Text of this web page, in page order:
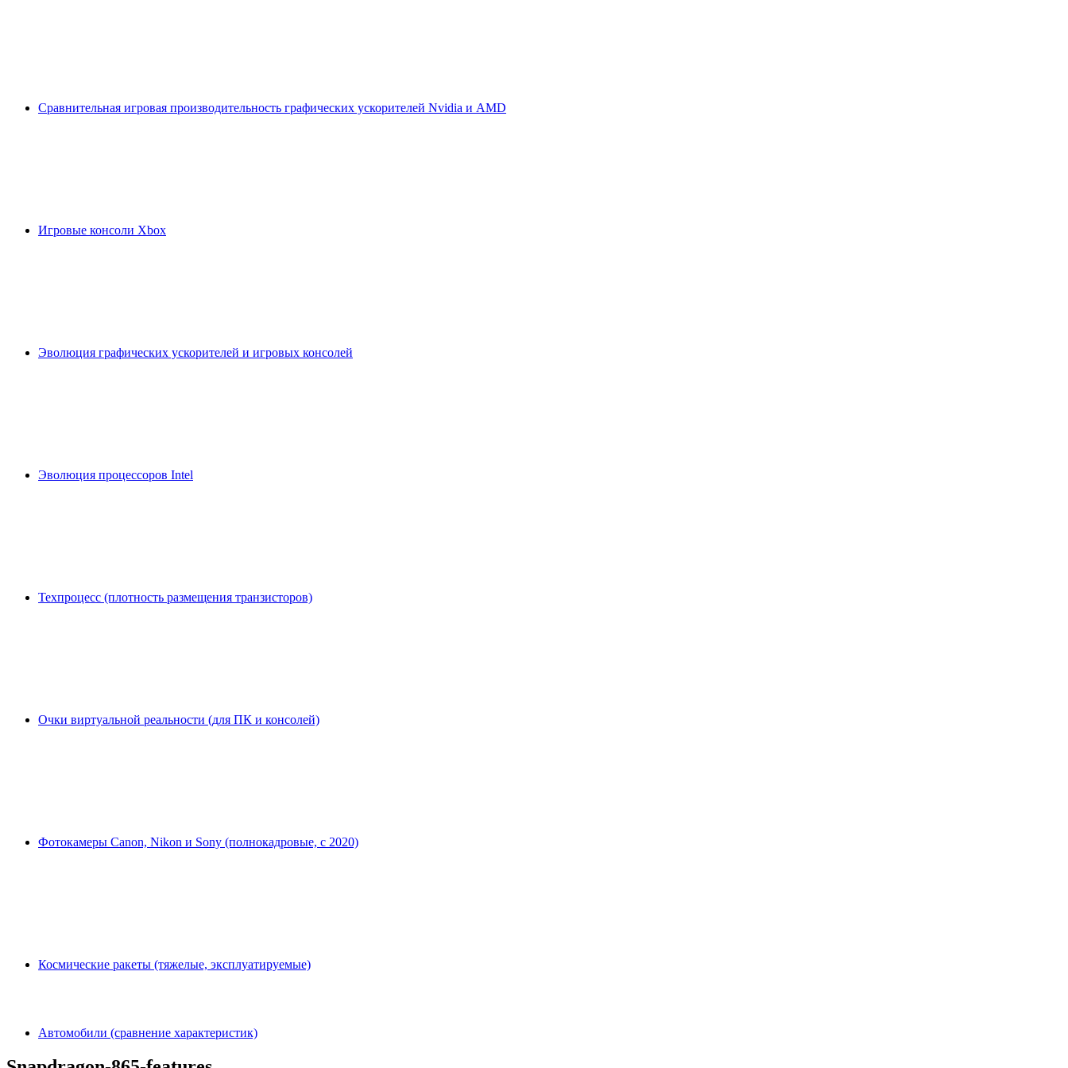
Сравнительная игровая производительность графических ускорителей Nvidia и AMD
Игровые консоли Xbox
Эволюция графических ускорителей и игровых консолей
Эволюция процессоров Intel
Техпроцесс (плотность размещения транзисторов)
Очки виртуальной реальности (для ПК и консолей)
Фотокамеры Canon, Nikon и Sony (полнокадровые, с 2020)
Космические ракеты (тяжелые, эксплуатируемые)
Автомобили (сравнение характеристик)